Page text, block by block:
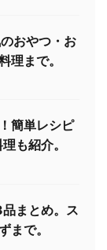
おやつ・お
理まで。
簡単レシピ
も紹介。
まとめ。ス
まで。